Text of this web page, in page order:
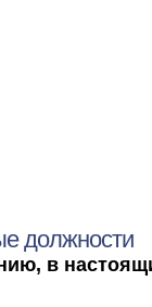
должности
в